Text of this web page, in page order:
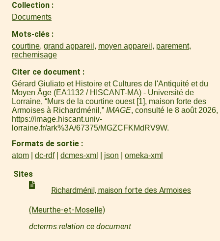
Collection
Documents
Mots-clés
courtine, grand appareil , moyen appareil , parement,
rechemisage
Citer ce document
Gérard Giuliato et Histoire et Cultures de l'Antiquité et du
Moyen Âge (EA1132 / HISCANT-MA) - Université de
Lorraine, “Murs de la courtine ouest [1], maison forte des
Armoises à Richardménil,” IMAGE, consulté le 8 août 2026,
https://image.hiscant.univ-
lorraine.fr/ark%3A/67375/MGZCFKMdRV9W.
Formats de sortie
atom dc-rdf dcmes-xml json omeka-xml
Sites
Richardménil, maison forte des Armoises
(Meurthe-et-Moselle)
dcterms:relation ce document